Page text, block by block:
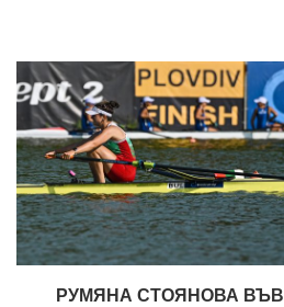
РУМЯНА СТОЯНОВА ВЪВ